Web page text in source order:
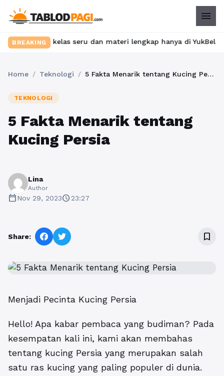
menu
BREAKING
kelas seru dan materi lengkap hanya di YukBelajar.com.
Home / Teknologi / 5 Fakta Menarik tentang Kucing Persia
TEKNOLOGI
5 Fakta Menarik tentang
Kucing Persia
Lina
Author
calendar_todayNov 29, 2023schedule23:27
Share: bookmark_border
Menjadi Pecinta Kucing Persia
Hello! Apa kabar pembaca yang budiman? Pada
kesempatan kali ini, kami akan membahas
tentang kucing Persia yang merupakan salah
satu ras kucing yang paling populer di dunia.